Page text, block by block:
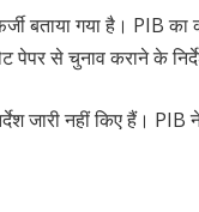
बताया गया है। PIB का
पेपर से चुनाव कराने के
जारी नहीं किए हैं। PIB